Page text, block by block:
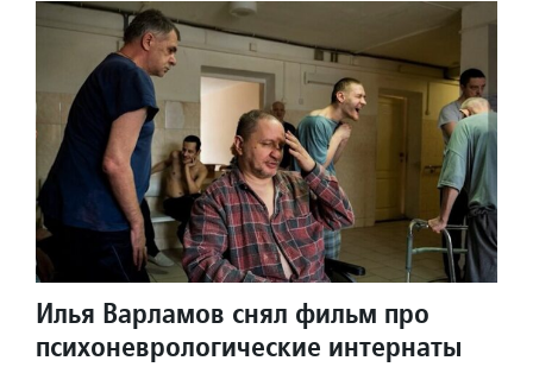
Илья Варламов снял фильм про
психоневрологические интернаты